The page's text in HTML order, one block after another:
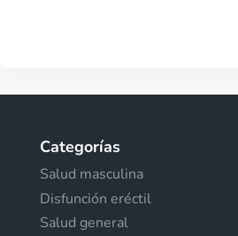
Categorías
Salud masculina
Disfunción eréctil
Salud general